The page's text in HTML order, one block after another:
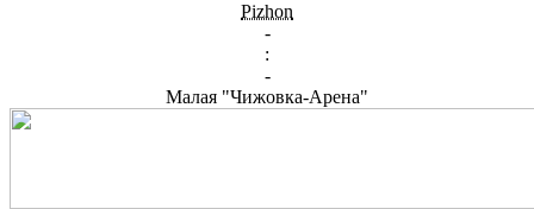
Pizhon
-
:
-
Малая "Чижовка-Арена"